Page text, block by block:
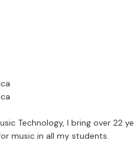
Technology, I bring over
music in all my students.